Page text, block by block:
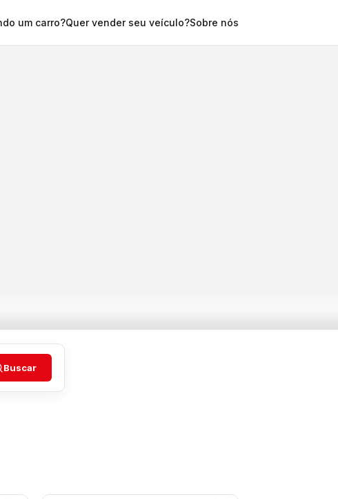
um carro?Quer vender seu veículo?Sobre nós
Buscar